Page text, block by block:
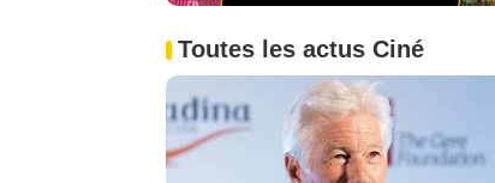
Toutes les actus Ciné